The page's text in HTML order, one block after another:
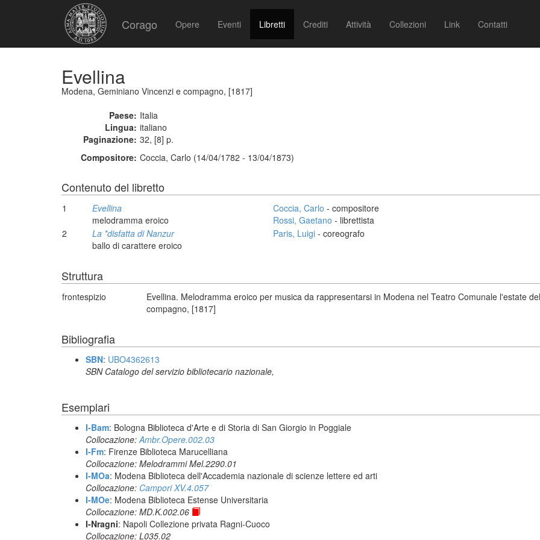
Corago Opere Eventi Libretti Crediti Attività Collezioni Link Contatti
Evellina
Modena, Geminiano Vincenzi e compagno, [1817]
Paese: Italia
Lingua: italiano
Paginazione: 32, [8] p.
Compositore: Coccia, Carlo (14/04/1782 - 13/04/1873)
Contenuto del libretto
1
Evellina
melodramma eroico
Coccia, Carlo - compositore
Rossi, Gaetano - librettista
2
La *disfatta di Nanzur
ballo di carattere eroico
Paris, Luigi - coreografo
Struttura
frontespizio
Evellina. Melodramma eroico per musica da rappresentarsi in Modena nel Teatro Comunale l'estate
compagno, [1817]
Bibliografia
SBN: UBO4362613
SBN Catalogo del servizio bibliotecario nazionale,
Esemplari
I-Bam: Bologna Biblioteca d'Arte e di Storia di San Giorgio in Poggiale
Collocazione:Ambr.Opere.002.03
I-Fm: Firenze Biblioteca Marucelliana
Collocazione: Melodrammi Mel.2290.01
I-MOa: Modena Biblioteca dell'Accademia nazionale di scienze lettere ed arti
Collocazione: Campori XV.4.057
I-MOe: Modena Biblioteca Estense Universitaria
Collocazione: MD.K.002.06
I-Nragni: Napoli Collezione privata Ragni-Cuoco
Collocazione: L035.02